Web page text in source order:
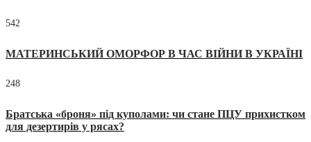
542
МАТЕРИНСЬКИЙ ОМОРФОР В ЧАС ВІЙНИ В УКРАЇНІ
248
Братська «броня» під куполами: чи стане ПЦУ прихистком
для дезертирів у рясах?